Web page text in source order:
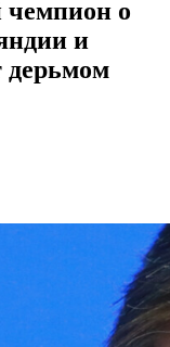
чемпион о
и